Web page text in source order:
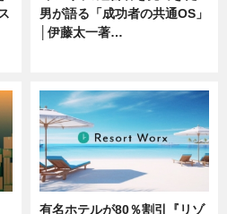
男が語る「成功者の共通OS」
│伊藤太一著…
有名ホテルが80％割引『リゾ